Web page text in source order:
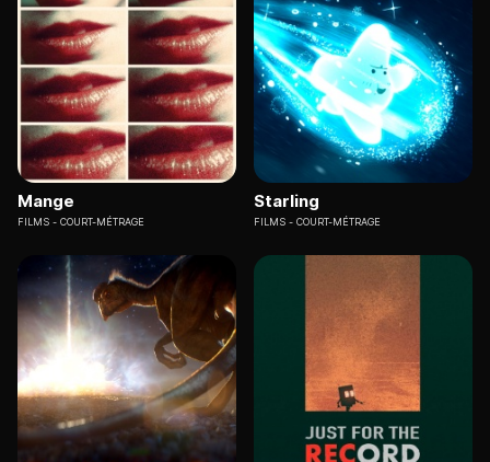
Mange
FILMS COURT-MÉTRAGE
Starling
FILMS COURT-MÉTRAGE